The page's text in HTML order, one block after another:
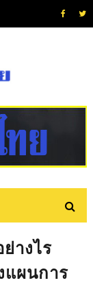
ย่างไร
แผนการ